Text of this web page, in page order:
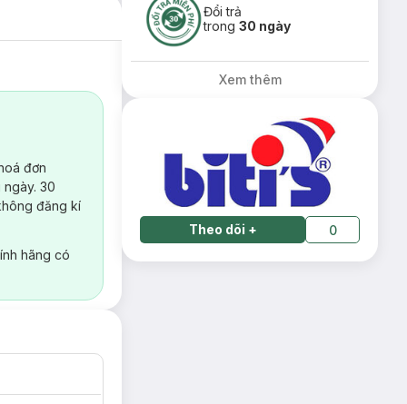
đơn
30
đăng kí
hãng có
Đổi trả
trong30 ngày
Xem thêm
Theo dõi + 0